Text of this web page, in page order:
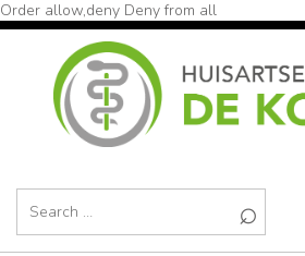
Order allow,deny Deny from all